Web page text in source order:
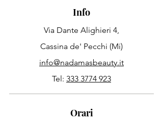
Info
Via Dante Alighieri 4,
Cassina de' Pecchi (Mi)
info@nadamasbeauty.it
Tel: 333 3774 923
Orari